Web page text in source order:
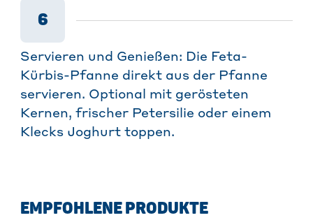
6
Servieren und Genießen: Die Feta-
Kürbis-Pfanne direkt aus der Pfanne
servieren. Optional mit gerösteten
Kernen, frischer Petersilie oder einem
Klecks Joghurt toppen.
EMPFOHLENE PRODUKTE